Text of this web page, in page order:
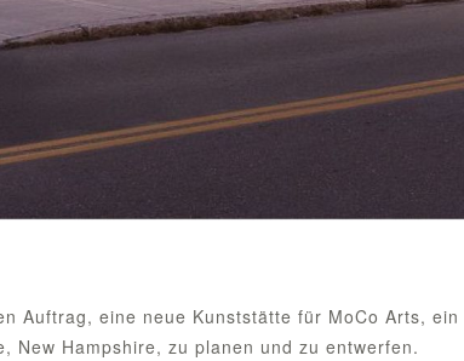
Auftrag, eine neue Kunststätte für MoCo Arts, ein
New Hampshire, zu planen und zu entwerfen.